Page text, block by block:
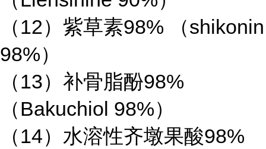
（12）紫草素98% （shikonin
98%）
（13）补骨脂酚98%
（Bakuchiol 98%）
（14）水溶性齐墩果酸98%